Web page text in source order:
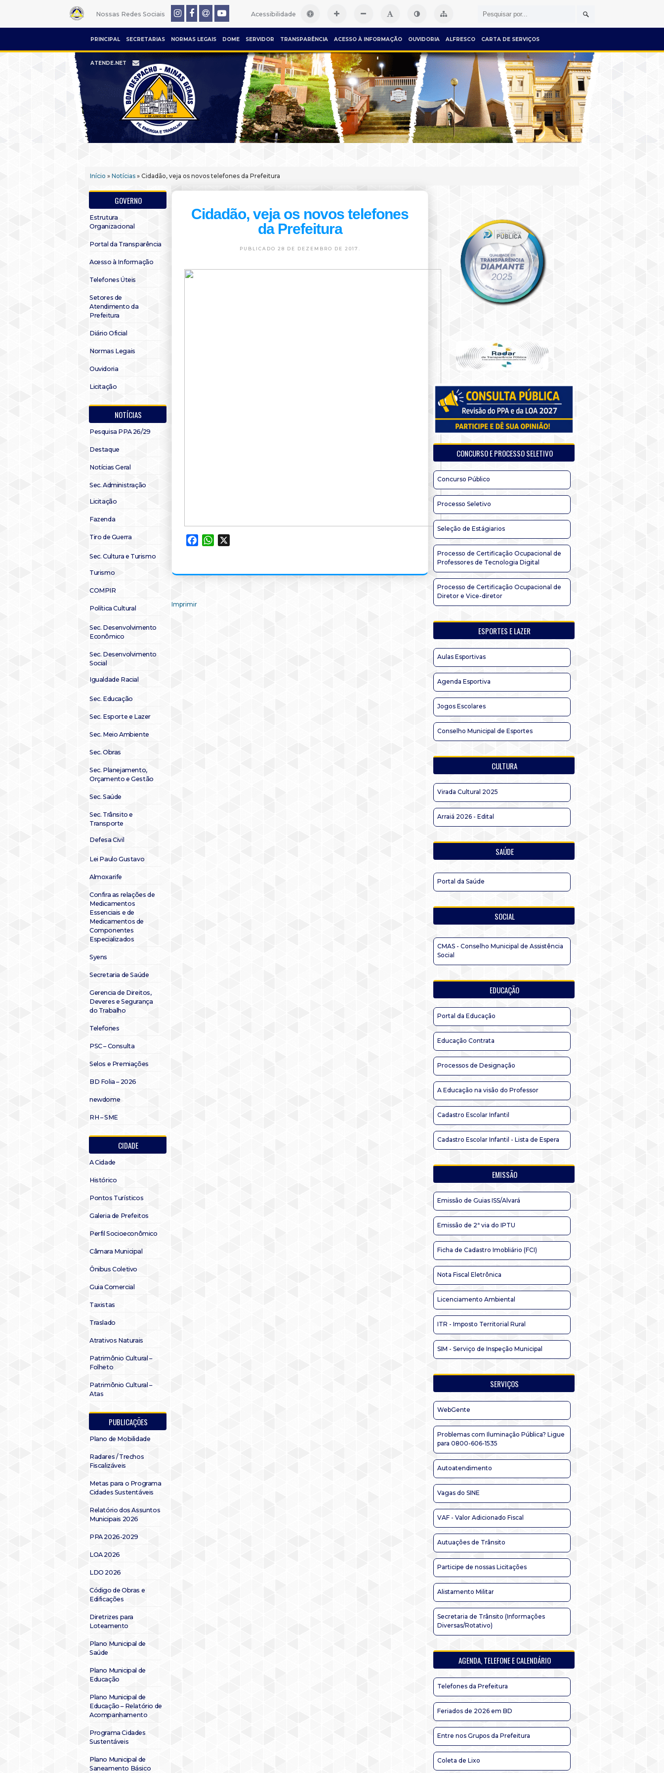
Nossas Redes Sociais Acessibilidade
PRINCIPAL SECRETARIAS NORMAS LEGAIS DOME SERVIDOR TRANSPARÊNCIA ACESSO À INFORMAÇÃO OUVIDORIA ALFRESCO CARTA DE SERVIÇOS
ATENDE.NET
Início » Notícias » Cidadão, veja os novos telefones da Prefeitura
GOVERNO
Estrutura
Organizacional
Portal da Transparência
Acesso à Informação
Telefones Úteis
Setores de
Atendimento da
Prefeitura
Diário Oficial
Normas Legais
Ouvidoria
Licitação
NOTÍCIAS
Pesquisa PPA 26/29
Destaque
Notícias Geral
Sec. Administração
Licitação
Fazenda
Tiro de Guerra
Sec. Cultura e Turismo
Turismo
COMPIR
Política Cultural
Sec. Desenvolvimento
Econômico
Sec. Desenvolvimento
Social
Igualdade Racial
Sec. Educação
Sec. Esporte e Lazer
Sec. Meio Ambiente
Sec. Obras
Sec. Planejamento,
Orçamento e Gestão
Sec. Saúde
Sec. Trânsito e
Transporte
Defesa Civil
Lei Paulo Gustavo
Almoxarife
Confira as relações de
Medicamentos
Essenciais e de
Medicamentos de
Componentes
Especializados
Syens
Secretaria de Saúde
Gerencia de Direitos,
Deveres e Segurança
do Trabalho
Telefones
PSC – Consulta
Selos e Premiações
BD Folia – 2026
newdome
RH – SME
CIDADE
A Cidade
Histórico
Pontos Turísticos
Galeria de Prefeitos
Perfil Socioeconômico
Câmara Municipal
Ônibus Coletivo
Guia Comercial
Taxistas
Traslado
Atrativos Naturais
Patrimônio Cultural –
Folheto
Patrimônio Cultural –
Atas
PUBLICAÇÕES
Plano de Mobilidade
Radares / Trechos
Fiscalizáveis
Metas para o Programa
Cidades Sustentáveis
Relatório dos Assuntos
Municipais 2026
PPA 2026-2029
LOA 2026
LDO 2026
Código de Obras e
Edificações
Diretrizes para
Loteamento
Plano Municipal de
Saúde
Plano Municipal de
Educação
Plano Municipal de
Educação – Relatório de
Acompanhamento
Programa Cidades
Sustentáveis
Plano Municipal de
Saneamento Básico
Cidadão, veja os novos telefones
da Prefeitura
PUBLICADO 28 DE DEZEMBRO DE 2017.
FacebookWhatsApp
Imprimir
CONCURSO E PROCESSO SELETIVO
Concurso Público
Processo Seletivo
Seleção de Estágiarios
Processo de Certificação Ocupacional de
Professores de Tecnologia Digital
Processo de Certificação Ocupacional de
Diretor e Vice-diretor
ESPORTES E LAZER
Aulas Esportivas
Agenda Esportiva
Jogos Escolares
Conselho Municipal de Esportes
CULTURA
Virada Cultural 2025
Arraiá 2026 - Edital
SAÚDE
Portal da Saúde
SOCIAL
CMAS - Conselho Municipal de Assistência
Social
EDUCAÇÃO
Portal da Educação
Educação Contrata
Processos de Designação
A Educação na visão do Professor
Cadastro Escolar Infantil
Cadastro Escolar Infantil - Lista de Espera
EMISSÃO
Emissão de Guias ISS/Alvará
Emissão de 2ª via do IPTU
Ficha de Cadastro Imobliário (FCI)
Nota Fiscal Eletrônica
Licenciamento Ambiental
ITR - Imposto Territorial Rural
SIM - Serviço de Inspeção Municipal
SERVIÇOS
WebGente
Problemas com Iluminação Pública? Ligue
para 0800-606-1535
Autoatendimento
Vagas do SINE
VAF - Valor Adicionado Fiscal
Autuações de Trânsito
Participe de nossas Licitações
Alistamento Militar
Secretaria de Trânsito (Informações
Diversas/Rotativo)
AGENDA, TELEFONE E CALENDÁRIO
Telefones da Prefeitura
Feriados de 2026 em BD
Entre nos Grupos da Prefeitura
Coleta de Lixo